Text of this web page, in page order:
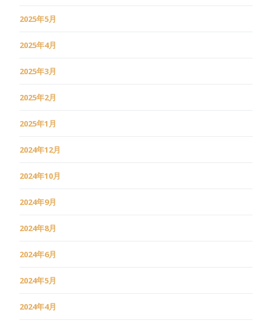
2025年5月
2025年4月
2025年3月
2025年2月
2025年1月
2024年12月
2024年10月
2024年9月
2024年8月
2024年6月
2024年5月
2024年4月